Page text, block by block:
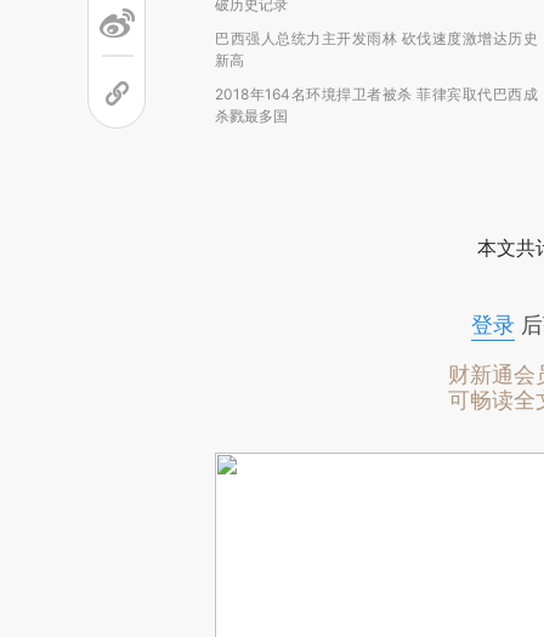
破历史记录
巴西强人总统力主开发雨林 砍伐速度激增达历史
新高
2018年164名环境捍卫者被杀 菲律宾取代巴西成
杀戮最多国
本文共
登录后
财新通会
可畅读全